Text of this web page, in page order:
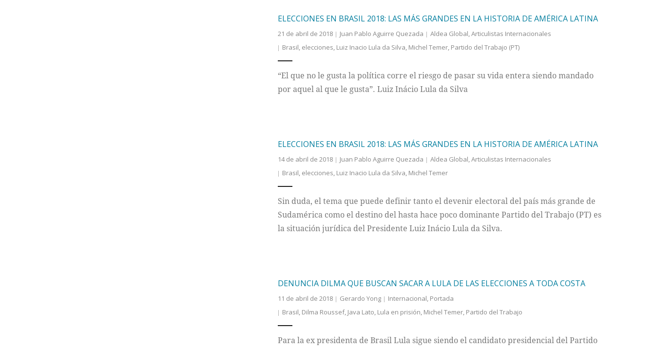
ELECCIONES EN BRASIL 2018: LAS MÁS GRANDES EN LA HISTORIA DE AMÉRICA LATINA
21 de abril de 2018 Juan Pablo Aguirre Quezada Aldea Global,Articulistas Internacionales
Brasil, elecciones, Luiz Inacio Lula da Silva, Michel Temer, Partido del Trabajo (PT)
“El que no le gusta la política corre el riesgo de pasar su vida entera siendo mandado
por aquel al que le gusta”. Luiz Inácio Lula da Silva
ELECCIONES EN BRASIL 2018: LAS MÁS GRANDES EN LA HISTORIA DE AMÉRICA LATINA
14 de abril de 2018 Juan Pablo Aguirre Quezada Aldea Global,Articulistas Internacionales
Brasil, elecciones, Luiz Inacio Lula da Silva, Michel Temer
Sin duda, el tema que puede definir tanto el devenir electoral del país más grande de
Sudamérica como el destino del hasta hace poco dominante Partido del Trabajo (PT) es
la situación jurídica del Presidente Luiz Inácio Lula da Silva.
DENUNCIA DILMA QUE BUSCAN SACAR A LULA DE LAS ELECCIONES A TODA COSTA
11 de abril de 2018 Gerardo Yong Internacional, Portada
Brasil, Dilma Roussef, Java Lato, Lula en prisión, Michel Temer, Partido del Trabajo
Para la ex presidenta de Brasil Lula sigue siendo el candidato presidencial del Partido